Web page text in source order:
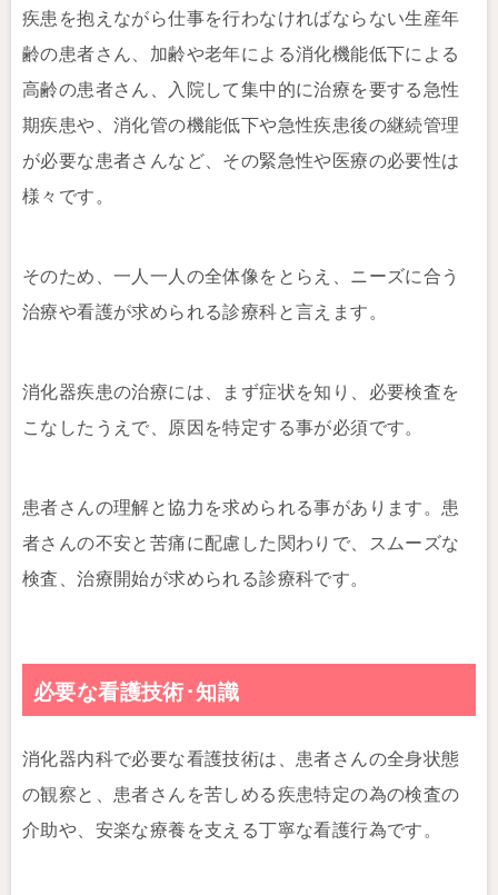
疾患を抱えながら仕事を行わなければならない生産年
齢の患者さん、加齢や老年による消化機能低下による
高齢の患者さん、入院して集中的に治療を要する急性
期疾患や、消化管の機能低下や急性疾患後の継続管理
が必要な患者さんなど、その緊急性や医療の必要性は
様々です。
そのため、一人一人の全体像をとらえ、ニーズに合う
治療や看護が求められる診療科と言えます。
消化器疾患の治療には、まず症状を知り、必要検査を
こなしたうえで、原因を特定する事が必須です。
患者さんの理解と協力を求められる事があります。患
者さんの不安と苦痛に配慮した関わりで、スムーズな
検査、治療開始が求められる診療科です。
必要な看護技術･知識
消化器内科で必要な看護技術は、患者さんの全身状態
の観察と、患者さんを苦しめる疾患特定の為の検査の
介助や、安楽な療養を支える丁寧な看護行為です。